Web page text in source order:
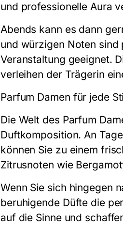
und professionelle Aura
Abends kann es dann
und würzigen Noten
Veranstaltung geeignet.
verleihen der Trägerin
Parfum Damen für jede
Die Welt des Parfum
Duftkomposition. An
können Sie zu einem
Zitrusnoten wie
Wenn Sie sich hingegen
beruhigende Düfte die
auf die Sinne und